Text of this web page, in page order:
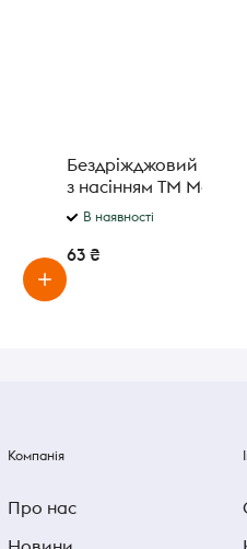
Бездріжджовий хліб
з насінням ТМ
В наявності
63 ₴
Компанія
Про нас